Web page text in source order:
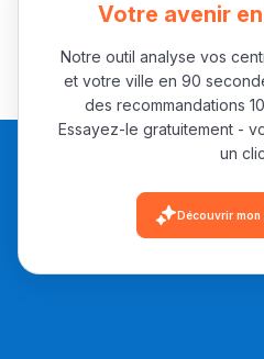
Votre avenir
Notre outil analyse vos
et votre ville en 90
des recommandations
Essayez-le gratuitement -
un
Découvrir